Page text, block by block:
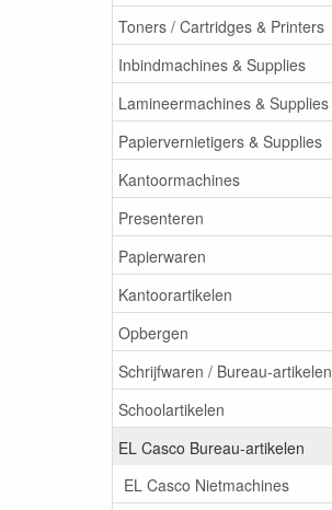
Toners / Cartridges & Printers
Inbindmachines & Supplies
Lamineermachines & Supplies
Papiervernietigers & Supplies
Kantoormachines
Presenteren
Papierwaren
Kantoorartikelen
Opbergen
Schrijfwaren / Bureau-artikelen
Schoolartikelen
EL Casco Bureau-artikelen
EL Casco Nietmachines